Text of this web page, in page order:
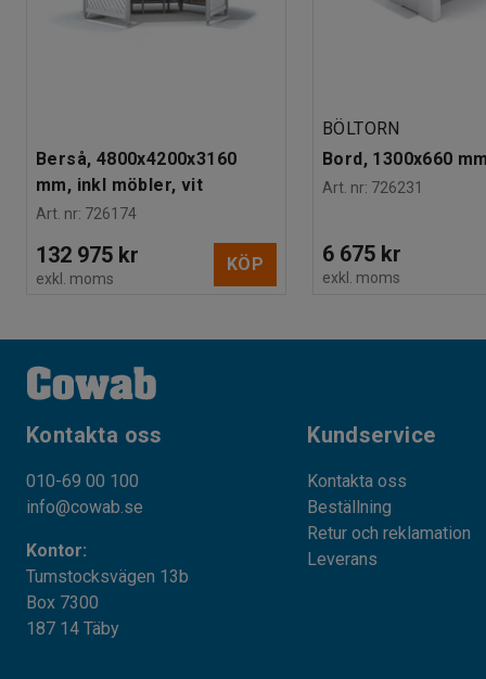
Berså, 4800x4200x3160
mm, inkl möbler, vit
Art. nr: 726174
132 975 kr
exkl. moms
KÖP
BÖLTORN
Bord, 1300x660 mm
Art. nr: 726231
6 675 kr
exkl. moms
Kontakta oss
010-69 00 100
info@cowab.se
Kontor:
Tumstocksvägen 13b
Box 7300
187 14 Täby
Kundservice
Kontakta oss
Beställning
Retur och reklamation
Leverans